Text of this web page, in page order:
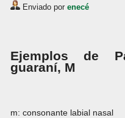
Enviado por enecé
Ejemplos de
guaraní, M
m: consonante labial nasal